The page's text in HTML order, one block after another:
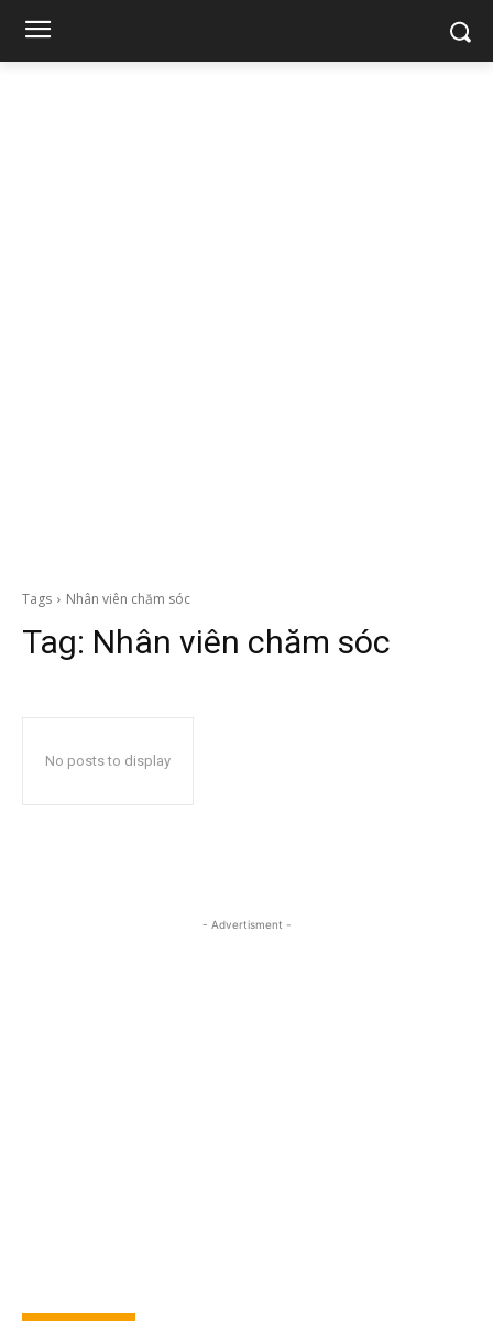
Tags Nhân viên chăm sóc
Tag: Nhân viên chăm sóc
No posts to display
- Advertisment -